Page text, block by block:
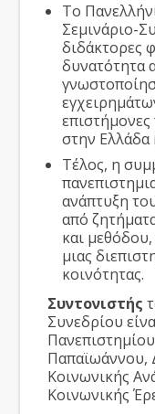
Το
Σεμινάριο-
διδάκτορες
δυνατότητα
στην Ελλάδα
Τέλος, η
ανάπτυξη
από
και
μιας
κοινότητας.
Συντονιστής
Συνεδρίου
Παπαϊωάννου,
Κοινωνικής
Κοινωνικής